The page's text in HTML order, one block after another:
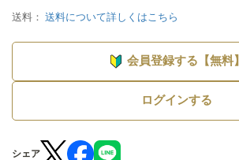
送料： 送料について詳しくはこちら
会員登録する【無料】
ログインする
シェア